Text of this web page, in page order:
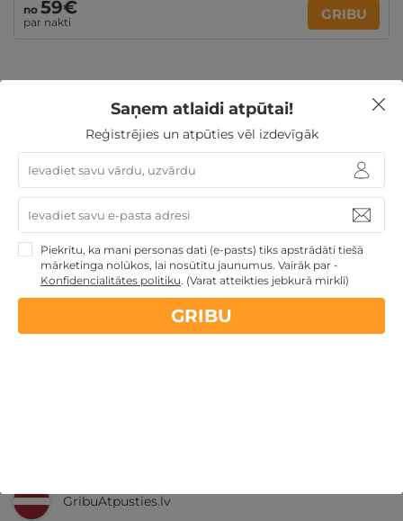
no 59€
par nakti GRIBU
Skolēnu brīvlaikam Atpūta pie jūras
Derīgs arī
4 personu ĢIMENEI
Atpūta valsts svētkos
Ģimenes atpūta
Nekādasapkalpošanas un administrācijasmaksas
14 dienunaudas atmaksas garantija
GribuAtpusties.lv
Saņem atlaidi atpūtai!
Reģistrējies un atpūties vēl izdevīgāk
Piekrītu, ka mani personas dati (e-pasts) tiks apstrādāti tiešā
mārketinga nolūkos, lai nosūtītu jaunumus. Vairāk par -
Konfidencialitātes politiku. (Varat atteikties jebkurā mirklī)
GRIBU